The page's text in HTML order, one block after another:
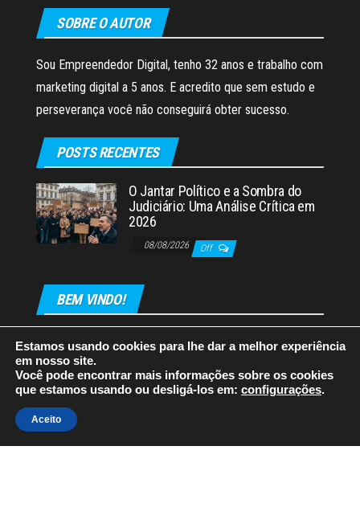
SOBRE O AUTOR
Sou Empreendedor Digital, tenho 32 anos e trabalho com
marketing digital a 5 anos. E acredito que sem estudo e
perseverança você não conseguirá obter sucesso.
POSTS RECENTES
O Jantar Político e a Sombra do
Judiciário: Uma Análise Crítica em
2026
08/08/2026 Off
BEM VINDO!
Orgulhosamente mantido com
Estamos usando cookies para lhe dar a melhor experiência
em nosso site.
Você pode encontrar mais informações sobre os cookies
que estamos usando ou desligá-los em: configurações.
Aceito